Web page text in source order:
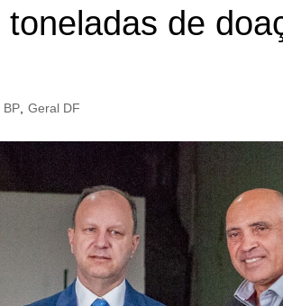
de
BP Geral DF